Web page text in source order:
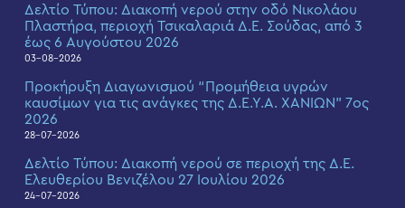
Δελτίο Τύπου: Διακοπή νερού στην οδό Νικολάου
Πλαστήρα, περιοχή Τσικαλαριά Δ.Ε. Σούδας, από 3
έως 6 Αυγούστου 2026
03-08-2026
Προκήρυξη Διαγωνισμού “Προμήθεια υγρών
καυσίμων για τις ανάγκες της Δ.Ε.Υ.Α. ΧΑΝΙΩΝ” 7ος
2026
28-07-2026
Δελτίο Τύπου: Διακοπή νερού σε περιοχή της Δ.Ε.
Ελευθερίου Βενιζέλου 27 Ιουλίου 2026
24-07-2026